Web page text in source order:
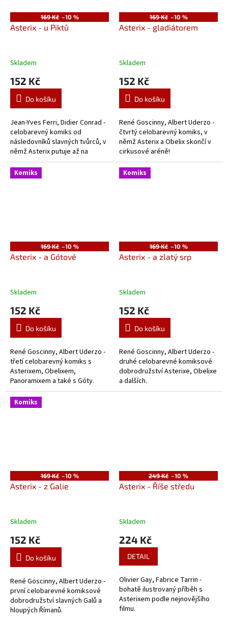
169 Kč –10 %
Asterix - u Piktů
Skladem
152 Kč
Do košíku
Jean-Yves Ferri, Didier Conrad -
celobarevný komiks od
následovníků slavných tvůrců, v
němž Asterix putuje až na
daleký sever Británie.
169 Kč –10 %
Asterix - gladiátorem
Skladem
152 Kč
Do košíku
René Goscinny, Albert Uderzo -
čtvrtý celobarevný komiks, v
němž Asterix a Obelix skončí v
cirkusové aréně!
Komiks
169 Kč –10 %
Asterix - a Gótové
Skladem
152 Kč
Do košíku
René Goscinny, Albert Uderzo -
třetí celobarevný komiks s
Asterixem, Obelixem,
Panoramixem a také s Góty.
Komiks
169 Kč –10 %
Asterix - a zlatý srp
Skladem
152 Kč
Do košíku
René Goscinny, Albert Uderzo -
druhé celobarevné komiksové
dobrodružství Asterixe, Obelixe
a dalších.
Komiks
169 Kč –10 %
Asterix - z Galie
Skladem
152 Kč
Do košíku
René Goscinny, Albert Uderzo -
první celobarevné komiksové
dobrodružství slavných Galů a
hloupých Římanů.
249 Kč –10 %
Asterix - Říše středu
Skladem
224 Kč
DETAIL
Olivier Gay, Fabrice Tarrin -
bohatě ilustrovaný příběh s
Asterixem podle nejnovějšího
filmu.